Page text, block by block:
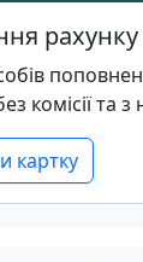
рахунку
комісії та з
картку